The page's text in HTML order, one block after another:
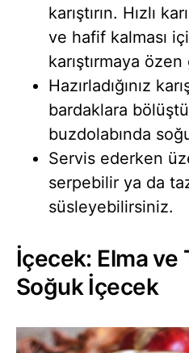
karıştırın. Hızlı
ve hafif kalması
karıştırmaya
Hazırladığınız
bardaklara
buzdolabında
Servis ederken
serpebilir ya da
süsleyebilirsiniz.
İçecek: Elma ve
Soğuk İçecek